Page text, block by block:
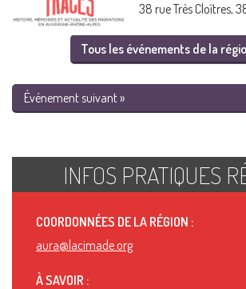
38 rue Très Cloîtres,
Tous les événements de la
Événement suivant »
INFOS PRATIQUES
COORDONNÉES DE LA RÉGION :
aura@lacimade.org
À SAVOIR :